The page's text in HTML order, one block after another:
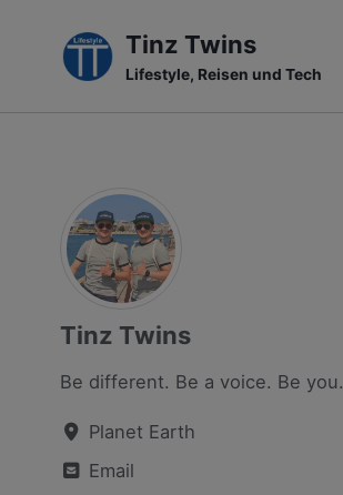
navigation
Tinz Twins
Lifestyle, Reisen und Tech
Tinz Twins
Be different. Be a voice. Be you.
Planet Earth
Email